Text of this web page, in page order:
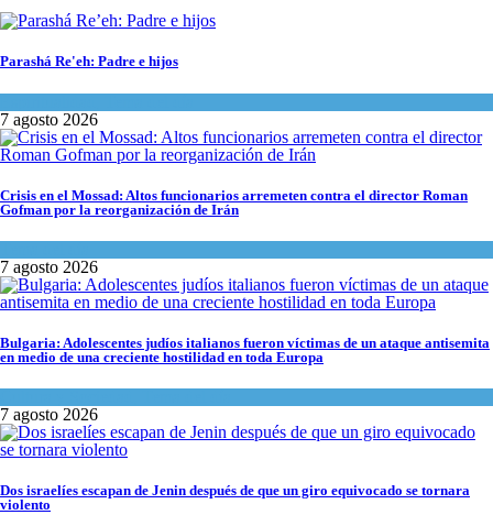
Parashá Re'eh: Padre e hijos
7 agosto 2026
Crisis en el Mossad: Altos funcionarios arremeten contra el director Roman
Gofman por la reorganización de Irán
7 agosto 2026
Bulgaria: Adolescentes judíos italianos fueron víctimas de un ataque antisemita
en medio de una creciente hostilidad en toda Europa
7 agosto 2026
Dos israelíes escapan de Jenin después de que un giro equivocado se tornara
violento